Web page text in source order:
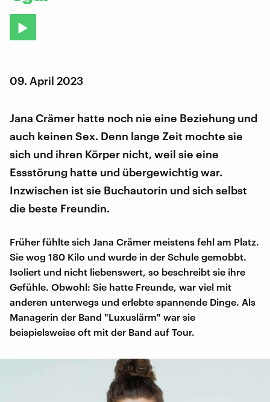
09. April 2023
Jana Crämer hatte noch nie eine Beziehung und
auch keinen Sex. Denn lange Zeit mochte sie
sich und ihren Körper nicht, weil sie eine
Essstörung hatte und übergewichtig war.
Inzwischen ist sie Buchautorin und sich selbst
die beste Freundin.
Früher fühlte sich Jana Crämer meistens fehl am Platz.
Sie wog 180 Kilo und wurde in der Schule gemobbt.
Isoliert und nicht liebenswert, so beschreibt sie ihre
Gefühle. Obwohl: Sie hatte Freunde, war viel mit
anderen unterwegs und erlebte spannende Dinge. Als
Managerin der Band "Luxuslärm" war sie
beispielsweise oft mit der Band auf Tour.